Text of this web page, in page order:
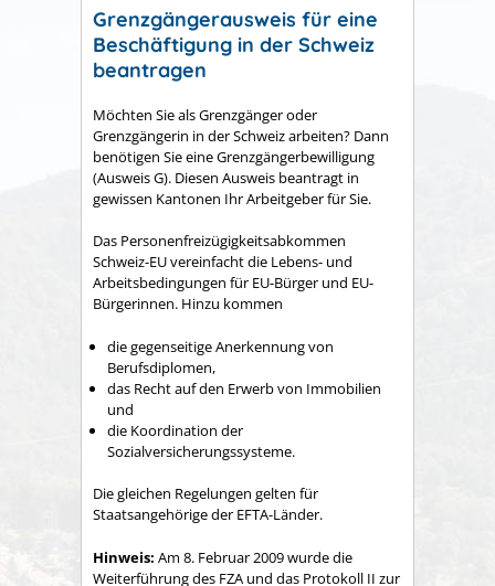
Grenzgängerausweis für eine
Beschäftigung in der Schweiz
beantragen
Möchten Sie als Grenzgänger oder
Grenzgängerin in der Schweiz arbeiten? Dann
benötigen Sie eine Grenzgängerbewilligung
(Ausweis G). Diesen Ausweis beantragt in
gewissen Kantonen Ihr Arbeitgeber für Sie.
Das Personenfreizügigkeitsabkommen
Schweiz-EU vereinfacht die Lebens- und
Arbeitsbedingungen für EU-Bürger und EU-
Bürgerinnen. Hinzu kommen
die gegenseitige Anerkennung von
Berufsdiplomen,
das Recht auf den Erwerb von Immobilien
und
die Koordination der
Sozialversicherungssysteme.
Die gleichen Regelungen gelten für
Staatsangehörige der EFTA-Länder.
Hinweis: Am 8. Februar 2009 wurde die
Weiterführung des FZA und das Protokoll II zur